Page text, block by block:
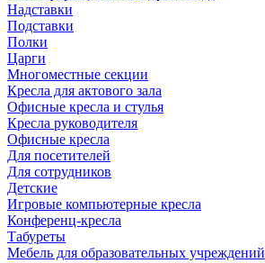
Надставки
Подставки
Полки
Царги
Многоместные секции
Кресла для актового зала
Офисные кресла и стулья
Кресла руководителя
Офисные кресла
Для посетителей
Для сотрудников
Детские
Игровые компьютерные кресла
Конференц-кресла
Табуреты
Мебель для образовательных учреждений